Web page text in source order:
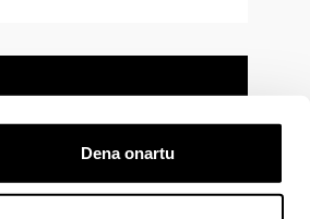
Dena onartu
Laguntza Kontaktua